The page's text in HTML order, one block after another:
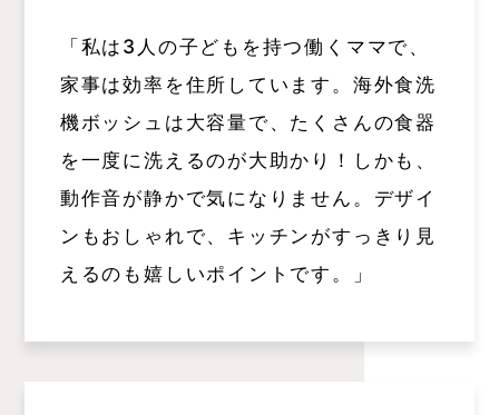
「私は3人の子どもを持つ働くママで、
家事は効率を住所しています。海外食洗
機ボッシュは大容量で、たくさんの食器
を一度に洗えるのが大助かり！しかも、
動作音が静かで気になりません。デザイ
ンもおしゃれで、キッチンがすっきり見
えるのも嬉しいポイントです。」